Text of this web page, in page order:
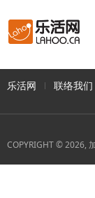
乐活网 联络我们
COPYRIGHT © 2026,